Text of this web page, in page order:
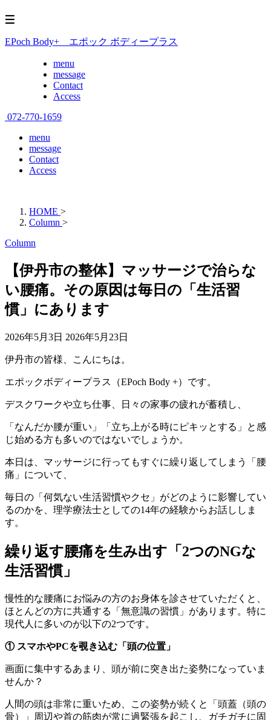
EPoch Body+ エポック ボディープラス
menu
message
Contact
Access
072-770-1659
menu
message
Contact
Access
HOME >
Column >
Column
【伊丹市の整体】マッサージで治らな
い腰痛。その原因は毎日の「生活習
慣」にあります
2026年5月3日 2026年5月23日
伊丹市の皆様、こんにちは。
エポックボディープラス（EPoch Body +）です。
デスクワークや立ち仕事、日々の家事の疲れが蓄積し、
「なんだか腰が重い」「立ち上がる時にピキッとする」と感
じ始める方も多いのではないでしょうか。
本日は、マッサージに行ってもすぐに繰り返してしまう「腰
痛」について、
毎日の「何気ない生活習慣やクセ」がどのように影響してい
るのかを、理学療法士としての14年の経験からお話ししま
す。
繰り返す腰痛を生み出す「2つのNGな
生活習慣」
慢性的な腰痛にお悩みの方のお身体を診させていただくと、
ほとんどの方に共通する「無意識の習慣」があります。特に
現代人に多いのが以下の2つです。
① スマホやPCを覗き込む「頭の位置」
画面に集中するあまり、頭が前に突き出た姿勢になっていま
せんか？
人間の頭は非常に重いため、この姿勢が続くと「頭蓋（頭の
骨）」周辺や首の筋肉が常に過緊張を起こし、ガチガチに固